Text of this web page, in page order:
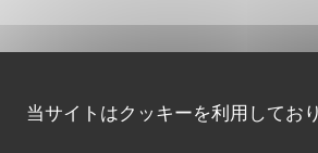
当サイトはクッキーを利用してお